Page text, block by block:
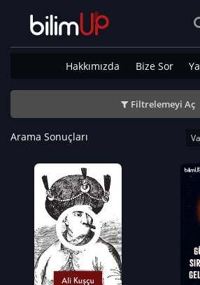
Hakkımızda Bize Sor
Filtrelemeyi Aç
Arama Sonuçları